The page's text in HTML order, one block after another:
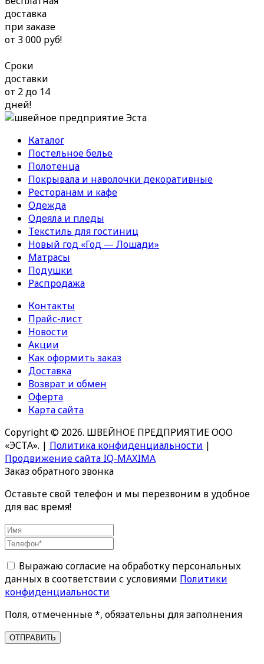
доставка
при заказе
от 3 000 руб!
Сроки
доставки
от 2 до 14
дней!
Каталог
Постельное белье
Полотенца
Покрывала и наволочки декоративные
Ресторанам и кафе
Одежда
Одеяла и пледы
Текстиль для гостиниц
Новый год «Год — Лошади»
Матрасы
Подушки
Распродажа
Контакты
Прайс-лист
Новости
Акции
Как оформить заказ
Доставка
Возврат и обмен
Оферта
Карта сайта
Copyright © 2026. ШВЕЙНОЕ ПРЕДПРИЯТИЕ ООО
«ЭСТА». | Политика конфиденциальности |
Продвижение сайта IQ-MAXIMA
Заказ обратного звонка
Оставьте свой телефон и мы перезвоним в удобное
для вас время!
Выражаю согласие на обработку персональных
данных в соответствии с условиями Политики
конфиденциальности
Поля, отмеченные *, обязательны для заполнения
ОТПРАВИТЬ